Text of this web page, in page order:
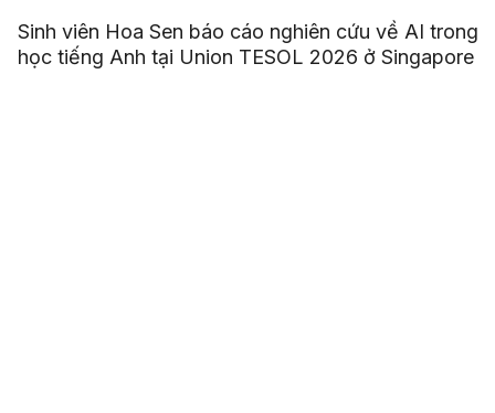
Sinh viên Hoa Sen báo cáo nghiên cứu về AI trong
học tiếng Anh tại Union TESOL 2026 ở Singapore